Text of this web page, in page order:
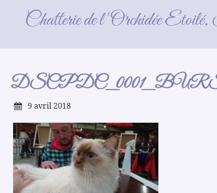
Chatterie de l'Orchidée
9 avril 2018